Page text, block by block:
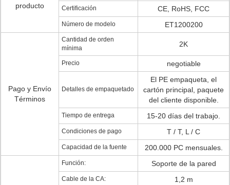
producto
Certificación CE, RoHS, FCC
Número de modelo ET1200200
Pago y Envío
Términos
Cantidad de orden
mínima
2K
Precio negotiable
Detalles de empaquetado
El PE empaqueta, el
cartón principal, paquete
del cliente disponible.
Tiempo de entrega 15-20 días del trabajo.
Condiciones de pago T / T, L / C
Capacidad de la fuente 200.000 PC mensuales.
Función: Soporte de la pared
Cable de la CA: 1,2 m